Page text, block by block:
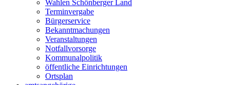
Wahlen Schönberger Land
Terminvergabe
Bürgerservice
Bekanntmachungen
Veranstaltungen
Notfallvorsorge
Kommunalpolitik
öffentliche Einrichtungen
Ortsplan